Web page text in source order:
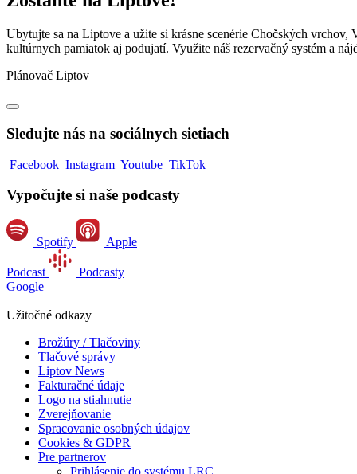
Ubytujte sa na Liptove a užite si krásne scenérie Chočských
kultúrnych pamiatok aj podujatí. Využite náš rezervačný systém a
Plánovač Liptov
Sledujte nás na sociálnych sietiach
Facebook Instagram Youtube TikTok
Vypočujte si naše podcasty
Spotify Apple
Podcast
Podcasty
Google
Užitočné odkazy
Brožúry / Tlačoviny
Tlačové správy
Liptov News
Fakturačné údaje
Logo na stiahnutie
Zverejňovanie
Spracovanie osobných údajov
Cookies & GDPR
Pre partnerov
Prihlásenie do systému LRC